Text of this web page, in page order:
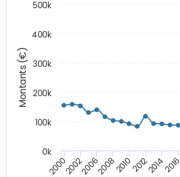
Montants (€)
20002002200620082010201220142016
0k
100k
200k
300k
400k
500k